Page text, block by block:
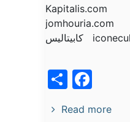
iconeculture.net 21-05-2021 كابيتاليس
Read more